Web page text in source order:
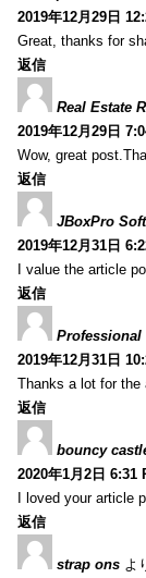
2019年12月29日
Great, thanks for
返信
Real Estate
2019年12月29日
Wow, great
返信
JBoxPro
2019年12月31日
I value the article
返信
Professional
2019年12月31日
Thanks a lot for the
返信
bouncy
2020年1月2日 6:31
I loved your article
返信
strap ons よ